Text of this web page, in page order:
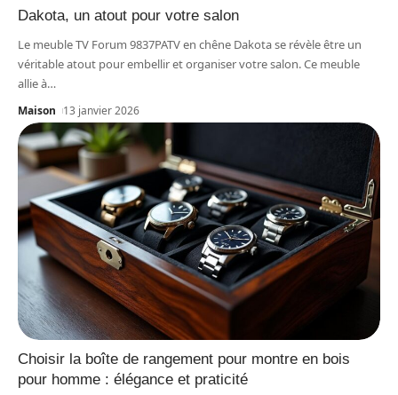
Dakota, un atout pour votre salon
Le meuble TV Forum 9837PATV en chêne Dakota se révèle être un
véritable atout pour embellir et organiser votre salon. Ce meuble
allie à…
Maison 13 janvier 2026
Choisir la boîte de rangement pour montre en bois
pour homme : élégance et praticité